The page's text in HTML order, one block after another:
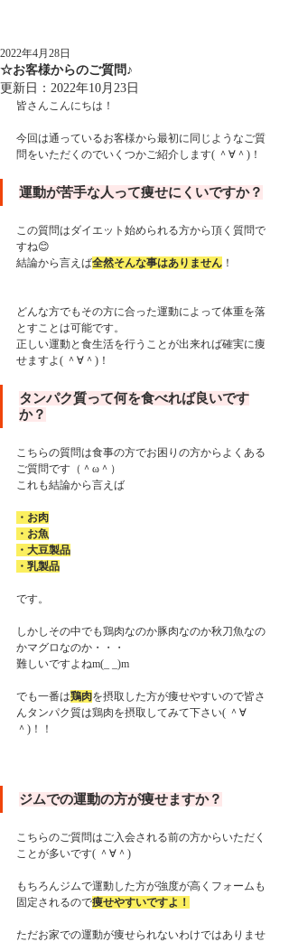
☆お客様からのご質問♪
2022年4月28日
更新日： 2022年10月23日
皆さんこんにちは！
今回は通っているお客様から最初に同じようなご質
問をいただくのでいくつかご紹介します( ＾∀＾)！
運動が苦手な人って痩せにくいですか？
この質問はダイエット始められる方から頂く質問で
すね😊
結論から言えば全然そんな事はありません ！
どんな方でもその方に合った運動によって体重を落
とすことは可能です。
正しい運動と食生活を行うことが出来れば確実に痩
せますよ( ＾∀＾)！
タンパク質って何を食べれば良いです
か？
こちらの質問は食事の方でお困りの方からよくある
ご質問です（＾ω＾）
これも結論から言えば
・お肉
・お魚
・大豆製品
・乳製品
です。
しかしその中でも鶏肉なのか豚肉なのか秋刀魚なの
かマグロなのか・・・
難しいですよねm(_ _)m
でも一番は鶏肉を摂取した方が痩せやすいので皆さ
んタンパク質は鶏肉を摂取してみて下さい( ＾∀
＾)！！
ジムでの運動の方が痩せますか？
こちらのご質問はご入会される前の方からいただく
ことが多いです( ＾∀＾)
もちろんジムで運動した方が強度が高くフォームも
固定されるので痩せやすいですよ！
ただお家での運動が痩せられないわけではありませ